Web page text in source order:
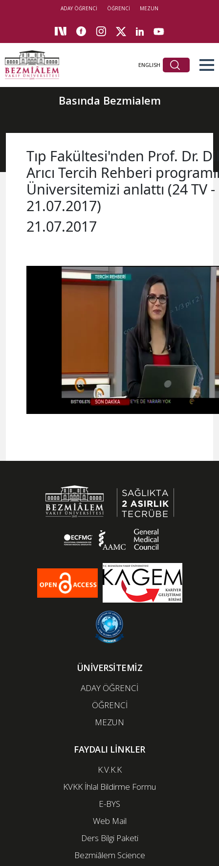
ADAY ÖĞRENCİ ÖĞRENCİ MEZUN
ENGLISH
Basında Bezmialem
Tıp Fakültesi'nden Prof. Dr.
Arıcı Tercih Rehberi
Üniversitemizi anlattı (24 TV -
21.07.2017)
21.07.2017
ÜNİVERSİTEMİZ
ADAY ÖĞRENCİ
ÖĞRENCİ
MEZUN
FAYDALI LİNKLER
K.V.K.K
KVKK İhlal Bildirme Formu
E-BYS
Web Mail
Ders Bilgi Paketi
Bezmiâlem Science